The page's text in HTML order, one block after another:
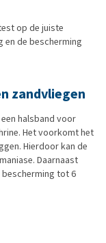
op de juiste
en de bescherming
zandvliegen
halsband voor
Het voorkomt het
Hierdoor kan de
Daarnaast
bescherming tot 6